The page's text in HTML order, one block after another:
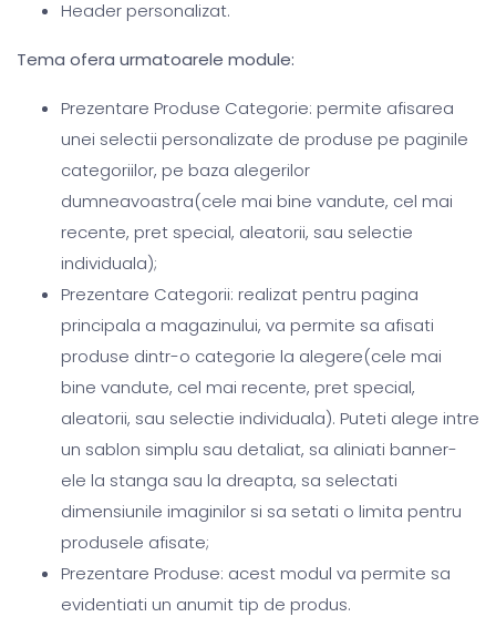
Header personalizat.
Tema ofera urmatoarele module:
Prezentare Produse Categorie: permite afisarea
unei selectii personalizate de produse pe paginile
categoriilor, pe baza alegerilor
dumneavoastra(cele mai bine vandute, cel mai
recente, pret special, aleatorii, sau selectie
individuala);
Prezentare Categorii: realizat pentru pagina
principala a magazinului, va permite sa afisati
produse dintr-o categorie la alegere(cele mai
bine vandute, cel mai recente, pret special,
aleatorii, sau selectie individuala). Puteti alege intre
un sablon simplu sau detaliat, sa aliniati banner-
ele la stanga sau la dreapta, sa selectati
dimensiunile imaginilor si sa setati o limita pentru
produsele afisate;
Prezentare Produse: acest modul va permite sa
evidentiati un anumit tip de produs.